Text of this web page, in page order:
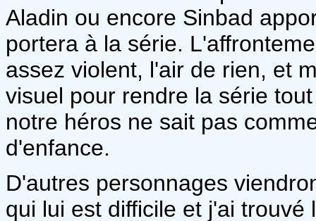
Aladin ou encore Sinbad
portera à la série.
assez violent, l'air de rien, et
visuel pour rendre la série
notre héros ne sait pas
d'enfance.
D'autres personnages
qui lui est difficile et j'ai